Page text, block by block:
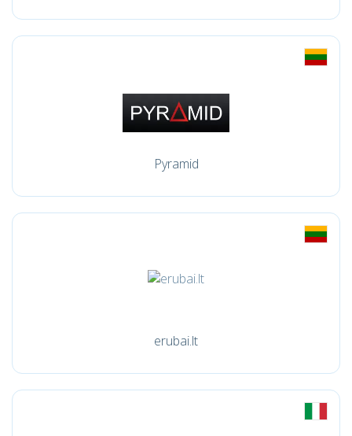
Pyramid
erubai.lt